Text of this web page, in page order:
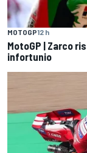
MOTOGP12 h
MotoGP | Zarco
infortunio